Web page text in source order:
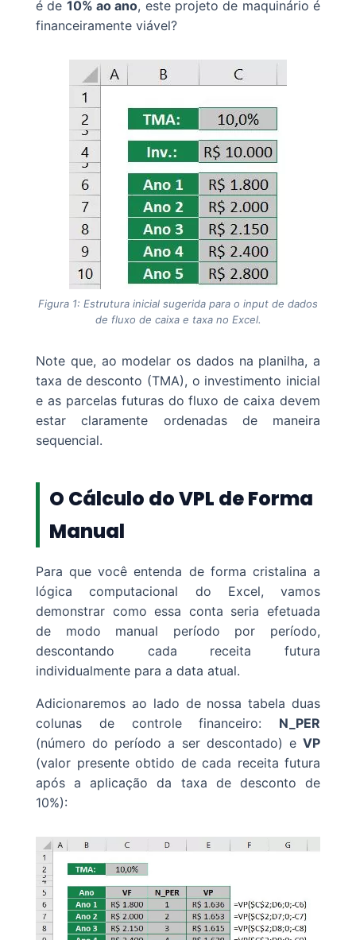
é de 10% ao ano, este projeto de maquinário é
financeiramente viável?
Figura 1: Estrutura inicial sugerida para o input de dados
de fluxo de caixa e taxa no Excel.
Note que, ao modelar os dados na planilha, a
taxa de desconto (TMA), o investimento inicial
e as parcelas futuras do fluxo de caixa devem
estar claramente ordenadas de maneira
sequencial.
O Cálculo do VPL de Forma
Manual
Para que você entenda de forma cristalina a
lógica computacional do Excel, vamos
demonstrar como essa conta seria efetuada
de modo manual período por período,
descontando cada receita futura
individualmente para a data atual.
Adicionaremos ao lado de nossa tabela duas
colunas de controle financeiro: N_PER
(número do período a ser descontado) e VP
(valor presente obtido de cada receita futura
após a aplicação da taxa de desconto de
10%):